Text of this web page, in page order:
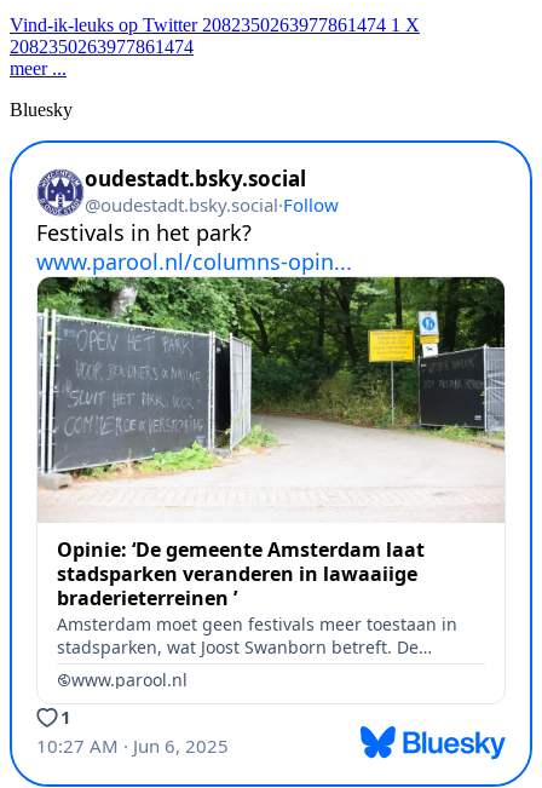
Vind-ik-leuks op Twitter 2082350263977861474 1 X
2082350263977861474
meer ...
Bluesky